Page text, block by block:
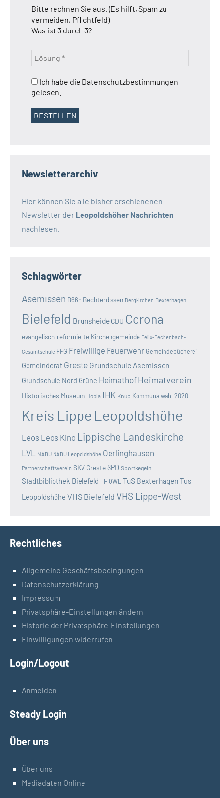
Bitte rechnen Sie aus. (Es hilft, Spam zu
vermeiden, Pflichtfeld)
Was ist 3 durch 3?
Ich habe die Datenschutzbestimmungen
gelesen.
Newsletterarchiv
Hier können Sie alle bisher erschienenen
Newsletter der Leopoldshöher Nachrichten
nachlesen.
Schlagwörter
Asemissen B66n Bechterdissen Bergkirchen Bexterhagen
Bielefeld Brunsheide CDU Corona
evangelisch-reformierte Kirchengemeinde Felix-Fechenbach-
Gesamtschule FFG Freiwillige Feuerwehr Gemeindebücherei
Gemeinderat Greste Grundschule Asemissen
Grundschule Nord Grüne Heimathof Heimatverein
Historisches Museum Hopla IHK Knup Kommunalwahl 2020
Kreis Lippe Leopoldshöhe
Leos Leos Kino Lippische Landeskirche
LVL NABU NABU Leopoldshöhe Oerlinghausen
Partnerschaftsverein SKV GresteSPD Sportkegeln
Stadtbibliothek Bielefeld TH OWL TuS BexterhagenTus
Leopoldshöhe VHS Bielefeld VHS Lippe-West
Rechtliches
Allgemeine Geschäftsbedingungen
Datenschutzerklärung
Impressum
Privatsphäre-Einstellungen ändern
Historie der Privatsphäre-Einstellungen
Einwilligungen widerrufen
Login/Logout
Anmelden
Steady Login
Über uns
Über uns
Mediadaten Online